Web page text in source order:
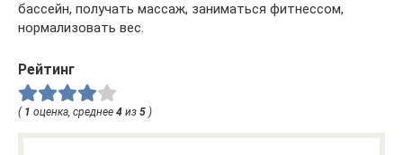
бассейн, получать массаж, заниматься фитнессом,
нормализовать вес.
Рейтинг
( 1 оценка, среднее 4 из 5 )